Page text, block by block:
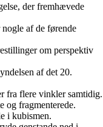
der fremhævede
af de førende
om perspektiv
af det 20.
fra flere vinkler samtidig.
og fragmenterede.
i kubismen.